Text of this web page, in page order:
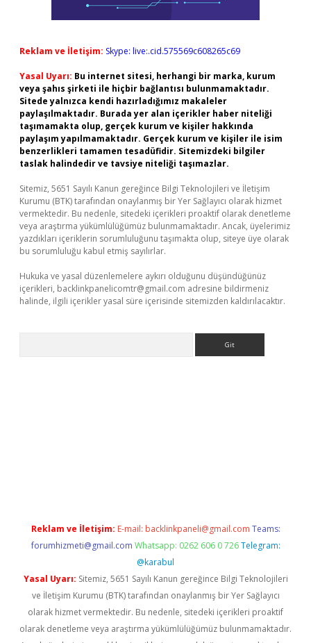
Reklam ve İletişim: Skype: live:.cid.575569c608265c69
Yasal Uyarı: Bu internet sitesi, herhangi bir marka, kurum
veya şahıs şirketi ile hiçbir bağlantısı bulunmamaktadır.
Sitede yalnızca kendi hazırladığımız makaleler
paylaşılmaktadır. Burada yer alan içerikler haber niteliği
taşımamakta olup, gerçek kurum ve kişiler hakkında
paylaşım yapılmamaktadır. Gerçek kurum ve kişiler ile isim
benzerlikleri tamamen tesadüfidir. Sitemizdeki bilgiler
taslak halindedir ve tavsiye niteliği taşımazlar.
Sitemiz, 5651 Sayılı Kanun gereğince Bilgi Teknolojileri ve İletişim
Kurumu (BTK) tarafından onaylanmış bir Yer Sağlayıcı olarak hizmet
vermektedir. Bu nedenle, sitedeki içerikleri proaktif olarak denetleme
veya araştırma yükümlülüğümüz bulunmamaktadır. Ancak, üyelerimiz
yazdıkları içeriklerin sorumluluğunu taşımakta olup, siteye üye olarak
bu sorumluluğu kabul etmiş sayılırlar.
Hukuka ve yasal düzenlemelere aykırı olduğunu düşündüğünüz
içerikleri, backlinkpanelicomtr@gmail.com adresine bildirmeniz
halinde, ilgili içerikler yasal süre içerisinde sitemizden kaldırılacaktır.
Reklam ve İletişim: E-mail: backlinkpaneli@gmail.com Teams:
forumhizmeti@gmail.com Whatsapp: 0262 606 0 726 Telegram:
@karabul
Yasal Uyarı: Sitemiz, 5651 Sayılı Kanun gereğince Bilgi Teknolojileri
ve İletişim Kurumu (BTK) tarafından onaylanmış bir Yer Sağlayıcı
olarak hizmet vermektedir. Bu nedenle, sitedeki içerikleri proaktif
olarak denetleme veya araştırma yükümlülüğümüz bulunmamaktadır.